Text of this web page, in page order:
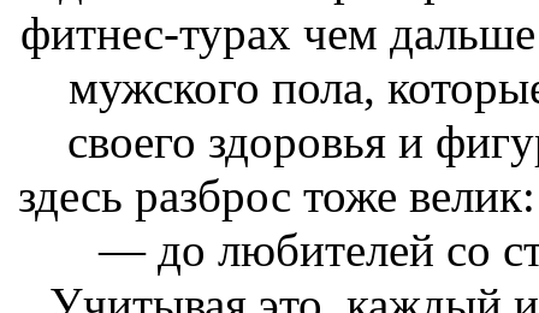
фитнес-турах чем
мужского пола,
своего здоровья и
здесь разброс тоже
— до любителей со